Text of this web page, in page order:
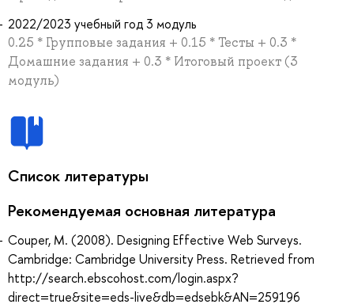
2022/2023 учебный год 3 модуль
0.25 * Групповые задания + 0.15 * Тесты + 0.3 *
Домашние задания + 0.3 * Итоговый проект (3
модуль)
Список литературы
Рекомендуемая основная литература
Couper, M. (2008). Designing Effective Web Surveys.
Cambridge: Cambridge University Press. Retrieved from
http://search.ebscohost.com/login.aspx?
direct=true&site=eds-live&db=edsebk&AN=259196